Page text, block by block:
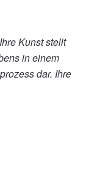
Kunst stellt
in einem
dar. Ihre